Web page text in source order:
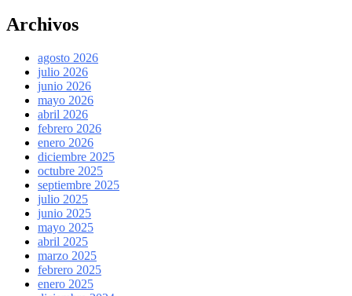
Archivos
agosto 2026
julio 2026
junio 2026
mayo 2026
abril 2026
febrero 2026
enero 2026
diciembre 2025
octubre 2025
septiembre 2025
julio 2025
junio 2025
mayo 2025
abril 2025
marzo 2025
febrero 2025
enero 2025